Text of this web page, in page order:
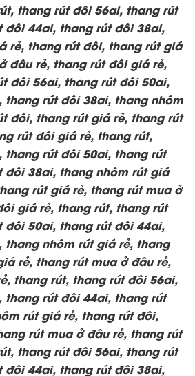
thang rút đôi 56ai, thang rút
đôi 44ai, thang rút đôi 38ai,
rẻ, thang rút đôi, thang rút giá
đâu rẻ, thang rút đôi giá rẻ,
đôi 56ai, thang rút đôi 50ai,
thang rút đôi 38ai, thang nhôm
đôi, thang rút giá rẻ, thang rút
rút đôi giá rẻ, thang rút,
thang rút đôi 50ai, thang rút
đôi 38ai, thang nhôm rút giá
rút giá rẻ, thang rút mua ở
giá rẻ, thang rút, thang rút
đôi 50ai, thang rút đôi 44ai,
thang nhôm rút giá rẻ, thang
rẻ, thang rút mua ở đâu rẻ,
thang rút, thang rút đôi 56ai,
thang rút đôi 44ai, thang rút
rút giá rẻ, thang rút đôi,
rút mua ở đâu rẻ, thang rút
thang rút đôi 56ai, thang rút
đôi 44ai, thang rút đôi 38ai,